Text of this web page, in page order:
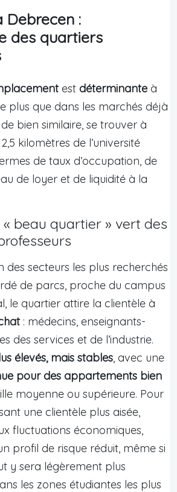
Debrecen :
des quartiers
est déterminante à
plus que dans les marchés déjà
bien similaire, se trouver à
kilomètres de l’université
de taux d’occupation, de
de loyer et de liquidité à la
beau quartier » vert des
des secteurs les plus recherchés
de parcs, proche du campus
le quartier attire la clientèle à
: médecins, enseignants-
des services et de l’industrie.
élevés, mais stables, avec une
pour des appartements bien
moyenne ou supérieure. Pour
une clientèle plus aisée,
fluctuations économiques,
profil de risque réduit, même si
y sera légèrement plus
les zones étudiantes les plus